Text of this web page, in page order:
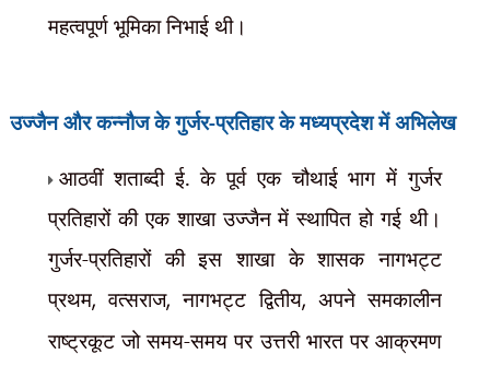
महत्वपूर्ण भूमिका निभाई थी।
उज्जैन और कन्नौज के गुर्जर-प्रतिहारके मध्यप्रदेश में अभिलेख
आठवीं शताब्दी ई. के पूर्व एक चौथाई भाग में गुर्जर
प्रतिहारों की एक शाखा उज्जैन में स्थापित हो गई थी।
गुर्जर-प्रतिहारों की इस शाखा के शासक नागभट्ट
प्रथम,वत्सराज,नागभट्ट द्वितीय, अपने समकालीन
राष्ट्रकूट जो समय-समय पर उत्तरी भारत पर आक्रमण